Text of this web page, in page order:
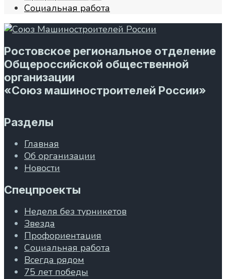
Социальная работа
Ростовское региональное отделение
Общероссийской общественной
организации
«Союз машиностроителей России»
Разделы
Главная
Об организации
Новости
Спецпроекты
Неделя без турникетов
Звезда
Профориентация
Социальная работа
Всегда рядом
75 лет победы